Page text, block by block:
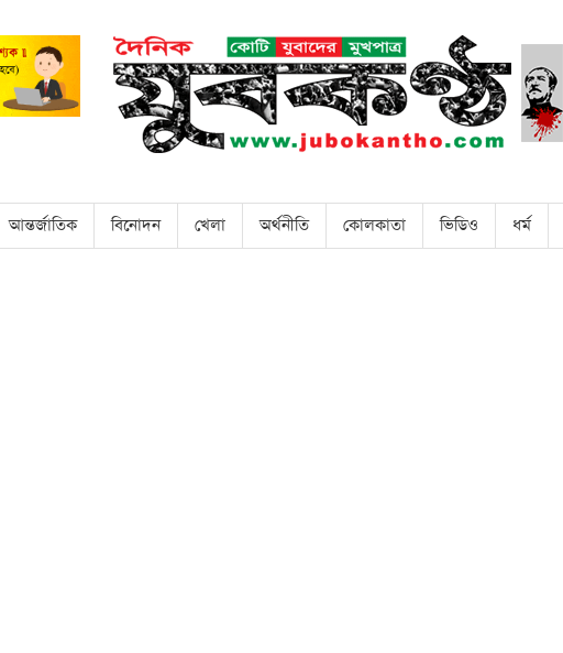
আন্তর্জাতিক বিনোদন খেলা অর্থনীতি কোলকাতা ভিডিও ধর্ম